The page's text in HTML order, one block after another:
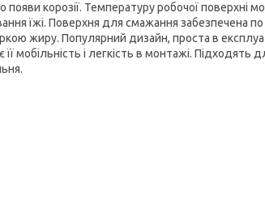
появи корозії. Температуру робочої поверхні
їжі. Поверхня для смажання забезпечена по
жиру. Популярний дизайн, проста в
мобільність і легкість в монтажі. Підходять